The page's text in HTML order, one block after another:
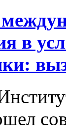
в